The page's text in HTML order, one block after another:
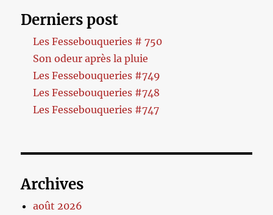
Derniers post
Les Fessebouqueries # 750
Son odeur après la pluie
Les Fessebouqueries #749
Les Fessebouqueries #748
Les Fessebouqueries #747
Archives
août 2026